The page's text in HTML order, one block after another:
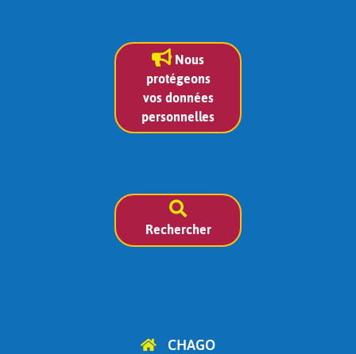
Nous
protégeons
vos données
personnelles
Rechercher
CHAGO